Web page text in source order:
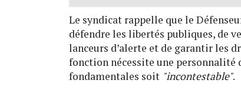
Le syndicat rappelle que le
défendre les libertés publiques, de
lanceurs d’alerte et de garantir les
fonction nécessite une personnalité
fondamentales soit "incontestable".